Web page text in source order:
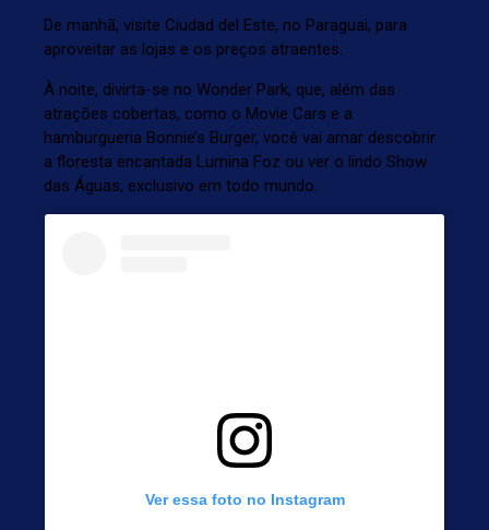
De manhã, visite Ciudad del Este, no Paraguai, para
aproveitar as lojas e os preços atraentes.
À noite, divirta-se no Wonder Park, que, além das
atrações cobertas, como o Movie Cars e a
hamburgueria Bonnie’s Burger, você vai amar descobrir
a floresta encantada Lumina Foz ou ver o lindo Show
das Águas, exclusivo em todo mundo.
Ver essa foto no Instagram